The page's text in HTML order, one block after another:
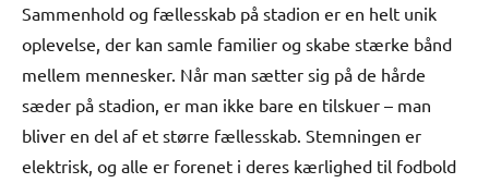
Sammenhold og fællesskab på stadion er en helt unik
oplevelse, der kan samle familier og skabe stærke bånd
mellem mennesker. Når man sætter sig på de hårde
sæder på stadion, er man ikke bare en tilskuer – man
bliver en del af et større fællesskab. Stemningen er
elektrisk, og alle er forenet i deres kærlighed til fodbold